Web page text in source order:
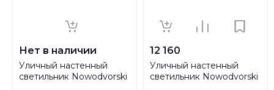
Нет в наличии
Уличный настенный
светильник Nowodvorski
12 160
Уличный настенный
светильник Nowodvorski